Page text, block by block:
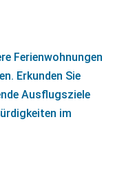
Ferienwohnungen
Erkunden Sie
Ausflugsziele
im